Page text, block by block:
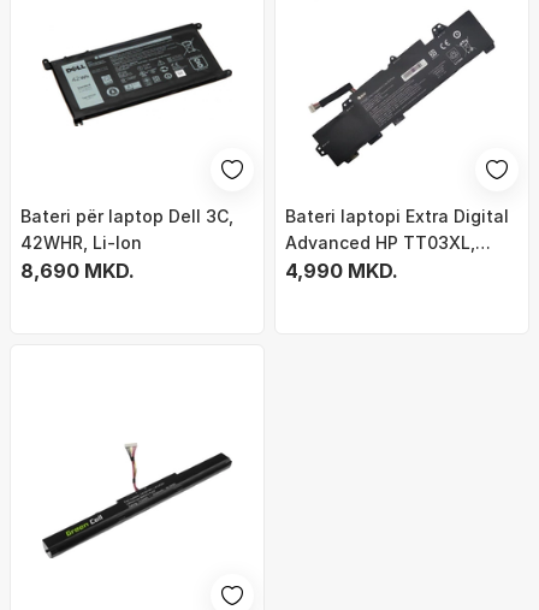
Bateri për laptop Dell 3C,
42WHR, Li-Ion
8,690 MKD.
Bateri laptopi Extra Digital
Advanced HP TT03XL,
4400mAh, Li ion, e zezë
4,990 MKD.